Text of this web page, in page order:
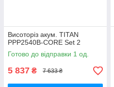
Висоторіз акум. TITAN
PPP2540B-CORE Set 2
Готово до відправки 1 од.
5 837 ₴ 7 633 ₴